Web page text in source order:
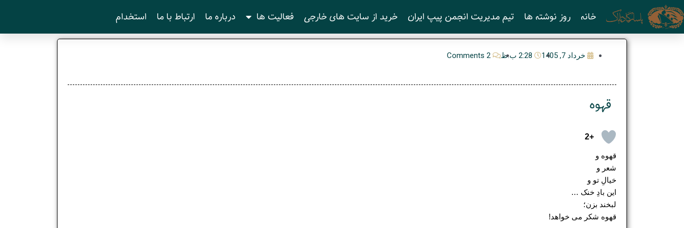
پرش
به
محتوا
خانه روز نوشته ها تیم مدیریت انجمن پیپ ایران خرید از سایت های خارجی فعالیت ها درباره ما ارتباط با ما استخدام
خرداد 7, 1405 2:28 ب.ظ 2 Comments
قهوه
+2
قهوه و
شعر و
خیالِ تو و
این بادِ خنک …
لبخند بزن؛
قهوه شکر می خواهد!